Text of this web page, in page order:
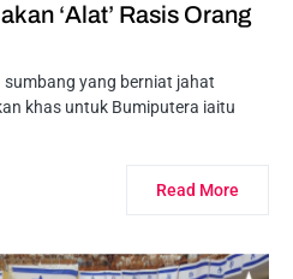
‘Alat’ Rasis Orang
sumbang yang berniat jahat
khas untuk Bumiputera iaitu
Read More